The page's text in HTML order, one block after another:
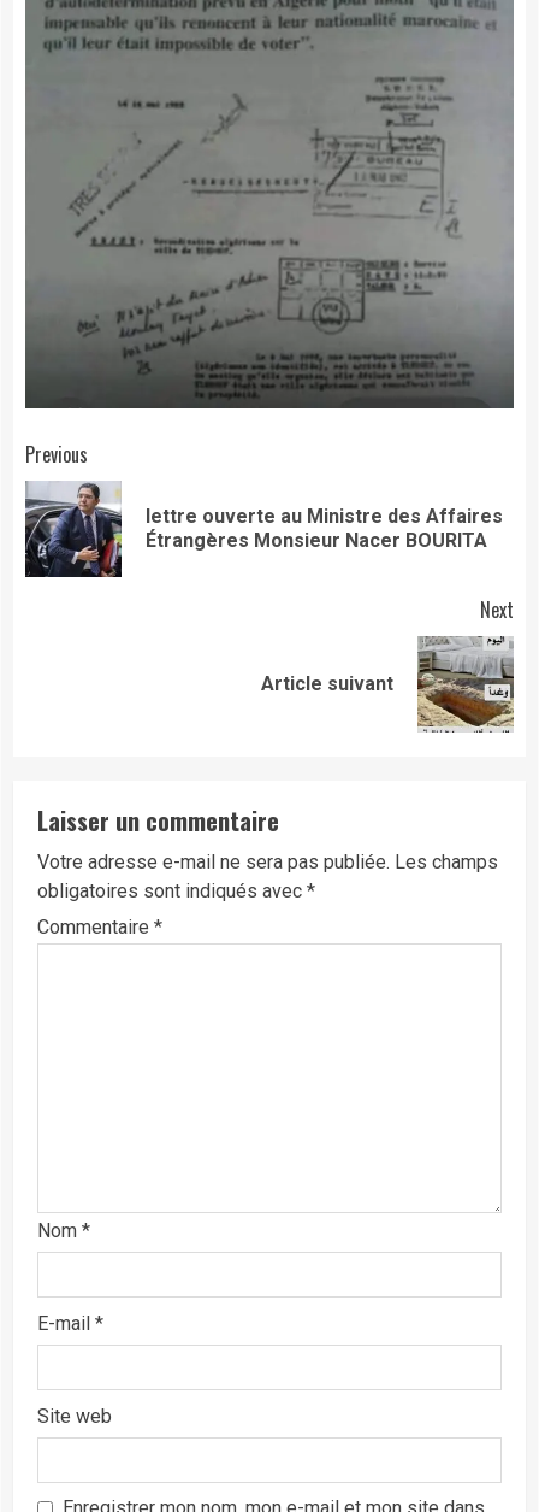
Continue
Reading
Previous
lettre ouverte au Ministre des Affaires
Étrangères Monsieur Nacer BOURITA
Next
Article suivant
Laisser un commentaire
Votre adresse e-mail ne sera pas publiée. Les champs
obligatoires sont indiqués avec *
Commentaire *
Nom *
E-mail *
Site web